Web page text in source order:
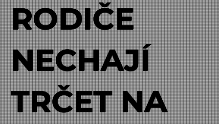
RODIČE
NECHAJÍ
TRČET NA